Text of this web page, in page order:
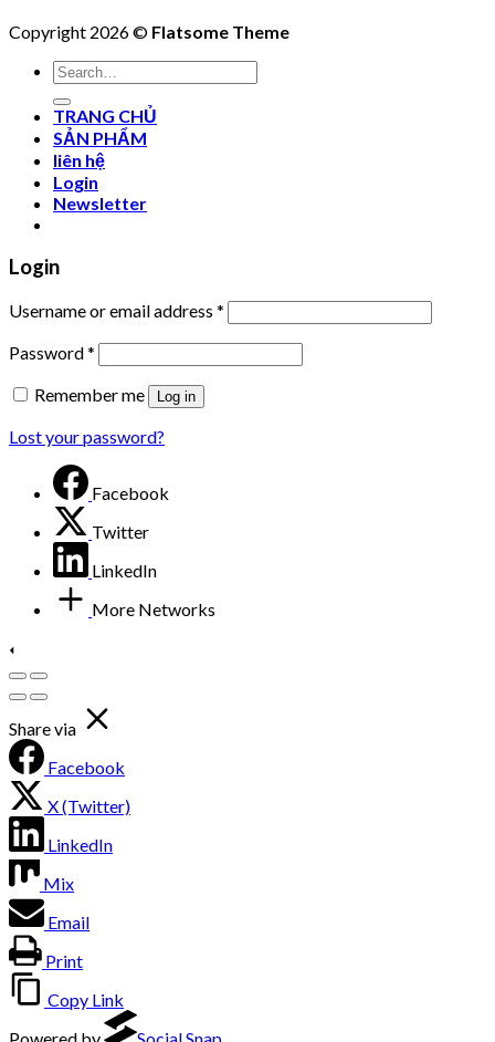
Copyright 2026 © Flatsome Theme
Search
for:
TRANG CHỦ
SẢN PHẨM
liên hệ
Login
Newsletter
Login
Username or email address *
Password*
Remember me
Log in
Lost your password?
Facebook
Twitter
LinkedIn
More Networks
Share via
Facebook
X (Twitter)
LinkedIn
Mix
Email
Print
Copy Link